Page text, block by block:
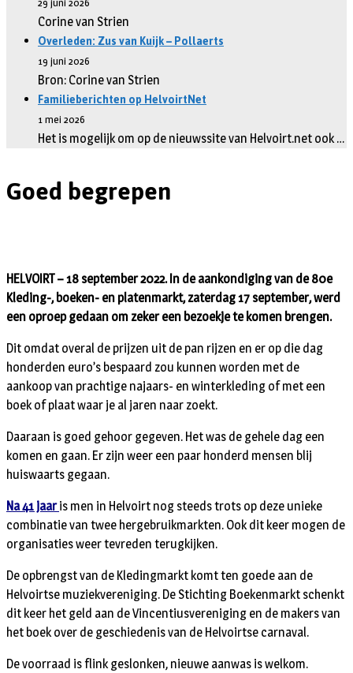
29 juni 2026
Corine van Strien
Overleden: Zus van Kuijk – Pollaerts
19 juni 2026
Bron: Corine van Strien
Familieberichten op HelvoirtNet
1 mei 2026
Het is mogelijk om op de nieuwssite van Helvoirt.net ook …
Goed begrepen
HELVOIRT – 18 september 2022. In de aankondiging van de 80e
Kleding-, boeken- en platenmarkt, zaterdag 17 september, werd
een oproep gedaan om zeker een bezoekje te komen brengen.
Dit omdat overal de prijzen uit de pan rijzen en er op die dag
honderden euro’s bespaard zou kunnen worden met de
aankoop van prachtige najaars- en winterkleding of met een
boek of plaat waar je al jaren naar zoekt.
Daaraan is goed gehoor gegeven. Het was de gehele dag een
komen en gaan. Er zijn weer een paar honderd mensen blij
huiswaarts gegaan.
Na 41 jaar is men in Helvoirt nog steeds trots op deze unieke
combinatie van twee hergebruikmarkten. Ook dit keer mogen de
organisaties weer tevreden terugkijken.
De opbrengst van de Kledingmarkt komt ten goede aan de
Helvoirtse muziekvereniging. De Stichting Boekenmarkt schenkt
dit keer het geld aan de Vincentiusvereniging en de makers van
het boek over de geschiedenis van de Helvoirtse carnaval.
De voorraad is flink geslonken, nieuwe aanwas is welkom.